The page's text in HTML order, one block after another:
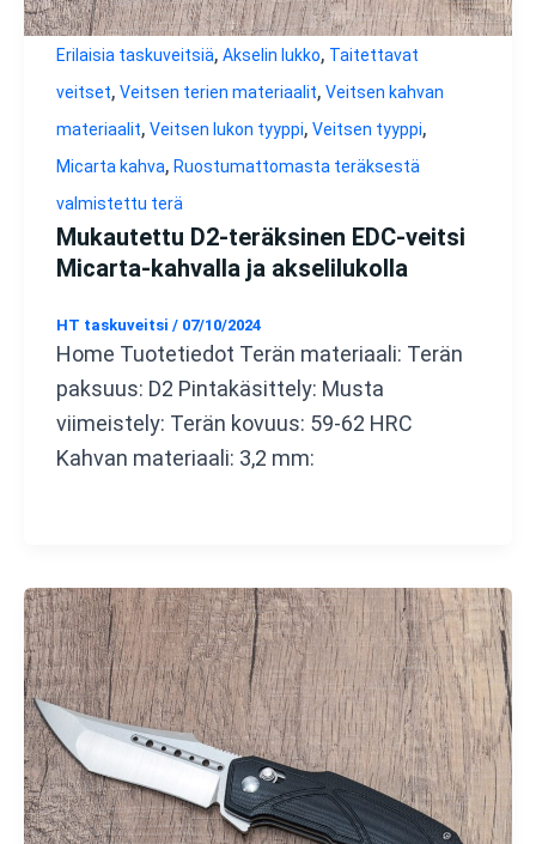
Erilaisia taskuveitsiä, Akselin lukko, Taitettavat
veitset, Veitsen terien materiaalit, Veitsen kahvan
materiaalit, Veitsen lukon tyyppi, Veitsen tyyppi,
Micarta kahva, Ruostumattomasta teräksestä
valmistettu terä
Mukautettu D2-teräksinen EDC-veitsi
Micarta-kahvalla ja akselilukolla
HT taskuveitsi / 07/10/2024
Home Tuotetiedot Terän materiaali: Terän
paksuus: D2 Pintakäsittely: Musta
viimeistely: Terän kovuus: 59-62 HRC
Kahvan materiaali: 3,2 mm: